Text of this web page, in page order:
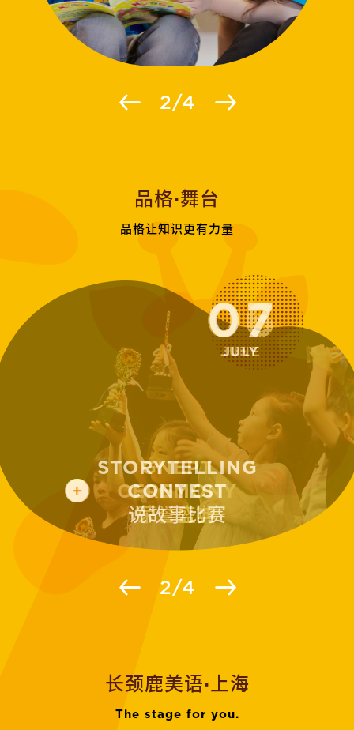
2/4
品格·舞台
品格让知识更有力量
07
JULY
STORYTELLING
CONTEST
说故事比赛
2/4
长颈鹿美语·上海
The stage for you.